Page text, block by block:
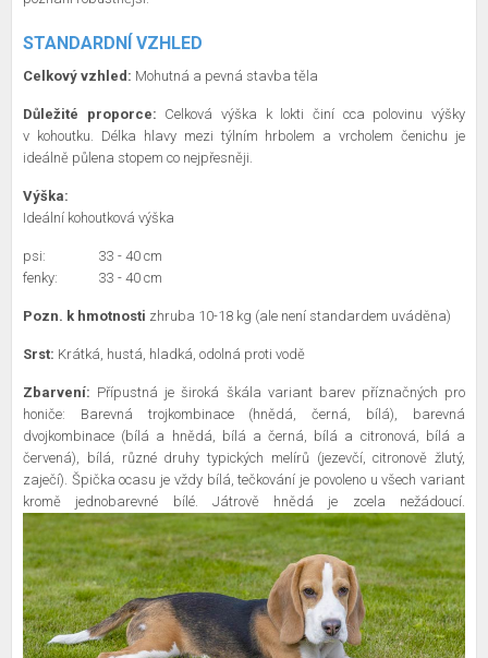
STANDARDNÍ VZHLED
Celkový vzhled: Mohutná a pevná stavba těla
Důležité proporce: Celková výška k lokti činí cca polovinu výšky
v kohoutku. Délka hlavy mezi týlním hrbolem a vrcholem čenichu je
ideálně půlena stopem co nejpřesněji.
Výška:
Ideální kohoutková výška
psi:
33 - 40 cm
fenky:
33 - 40 cm
Pozn. k hmotnosti zhruba 10-18 kg (ale není standardem uváděna)
Srst: Krátká, hustá, hladká, odolná proti vodě
Zbarvení: Přípustná je široká škála variant barev příznačných pro
honiče: Barevná trojkombinace (hnědá, černá, bílá), barevná
dvojkombinace (bílá a hnědá, bílá a černá, bílá a citronová, bílá a
červená), bílá, různé druhy typických melírů (jezevčí, citronově žlutý,
zaječí). Špička ocasu je vždy bílá, tečkování je povoleno u všech variant
kromě jednobarevné bílé. Játrově hnědá je zcela nežádoucí.